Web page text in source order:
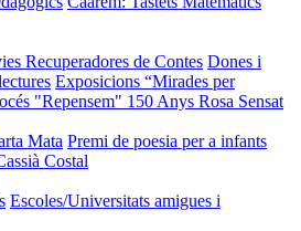
Recuperadores de Contes Dones i
Exposicions “Mirades per
"Repensem" 150 Anys Rosa Sensat
Mata Premi de poesia per a infants
Costal
Escoles/Universitats amigues i